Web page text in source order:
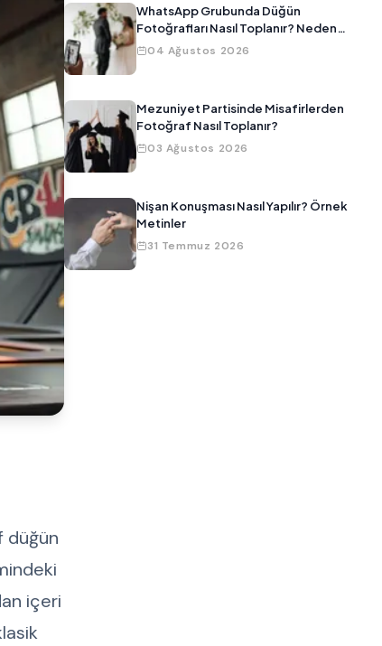
düğün
içeri
WhatsApp Grubunda Düğün
Fotoğrafları Nasıl Toplanır? Neden
Çalışmıyor?
04 Ağustos 2026
Mezuniyet Partisinde Misafirlerden
Fotoğraf Nasıl Toplanır?
03 Ağustos 2026
Nişan Konuşması Nasıl Yapılır? Örnek
Metinler
31 Temmuz 2026